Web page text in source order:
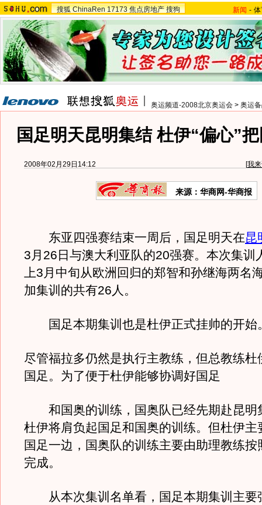
搜狐 ChinaRen 17173 焦点房地产 搜狗 新闻 -
奥运频道-2008北京奥运会 > 奥运
国足明天昆明集结 杜伊“偏心”
2008年02月29日14:12 [我
来源：华商网-华商报
东亚四强赛结束一周后，国足明天在昆
3月26日与澳大利亚队的20强赛。本次集训
上3月中旬从欧洲回归的郑智和孙继海两名
加集训的共有26人。
国足本期集训也是杜伊正式挂帅的开始
尽管福拉多仍然是执行主教练，但总教练杜
国足。为了便于杜伊能够协调好国足
和国奥的训练，国奥队已经先期赴昆明
杜伊将肩负起国足和国奥的训练。但杜伊主
国足一边，国奥队的训练主要由助理教练按
完成。
从本次集训名单看，国足本期集训主要